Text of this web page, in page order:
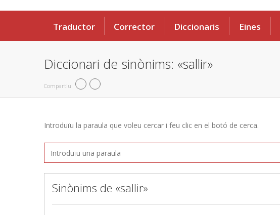
Traductor Corrector Diccionaris Eines
Diccionari de sinònims: «sallir»
Compartiu
Introduïu la paraula que voleu cercar i feu clic en el botó de cerca.
Sinònims de «sallir»